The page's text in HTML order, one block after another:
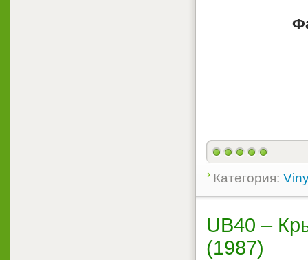
Категория:
UB40 –
(1987)